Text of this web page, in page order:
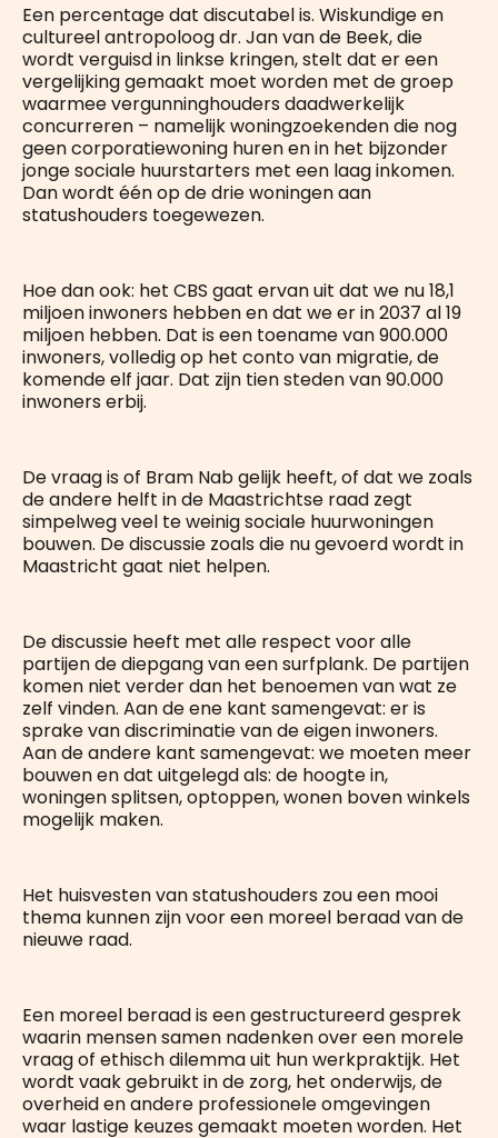
Een percentage dat discutabel is. Wiskundige en
cultureel antropoloog dr. Jan van de Beek, die
wordt verguisd in linkse kringen, stelt dat er een
vergelijking gemaakt moet worden met de groep
waarmee vergunninghouders daadwerkelijk
concurreren – namelijk woningzoekenden die nog
geen corporatiewoning huren en in het bijzonder
jonge sociale huurstarters met een laag inkomen.
Dan wordt één op de drie woningen aan
statushouders toegewezen.
Hoe dan ook: het CBS gaat ervan uit dat we nu 18,1
miljoen inwoners hebben en dat we er in 2037 al 19
miljoen hebben. Dat is een toename van 900.000
inwoners, volledig op het conto van migratie, de
komende elf jaar. Dat zijn tien steden van 90.000
inwoners erbij.
De vraag is of Bram Nab gelijk heeft, of dat we zoals
de andere helft in de Maastrichtse raad zegt
simpelweg veel te weinig sociale huurwoningen
bouwen. De discussie zoals die nu gevoerd wordt in
Maastricht gaat niet helpen.
De discussie heeft met alle respect voor alle
partijen de diepgang van een surfplank. De partijen
komen niet verder dan het benoemen van wat ze
zelf vinden. Aan de ene kant samengevat: er is
sprake van discriminatie van de eigen inwoners.
Aan de andere kant samengevat: we moeten meer
bouwen en dat uitgelegd als: de hoogte in,
woningen splitsen, optoppen, wonen boven winkels
mogelijk maken.
Het huisvesten van statushouders zou een mooi
thema kunnen zijn voor een moreel beraad van de
nieuwe raad.
Een moreel beraad is een gestructureerd gesprek
waarin mensen samen nadenken over een morele
vraag of ethisch dilemma uit hun werkpraktijk. Het
wordt vaak gebruikt in de zorg, het onderwijs, de
overheid en andere professionele omgevingen
waar lastige keuzes gemaakt moeten worden. Het